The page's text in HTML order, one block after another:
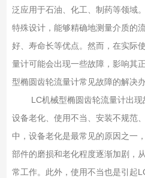
泛应用于石油、化工、制药等领域
特殊设计，能够精确地测量介质的
好、寿命长等优点。然而，在实际
量计可能会出现一些故障，影响其
型椭圆齿轮流量计常见故障的解决办
LC机械型椭圆齿轮流量计出现
设备老化、使用不当、安装不规范
中，设备老化是最常见的原因之一
部件的磨损和老化程度逐渐加剧，
常工作。此外，使用不当也是引起